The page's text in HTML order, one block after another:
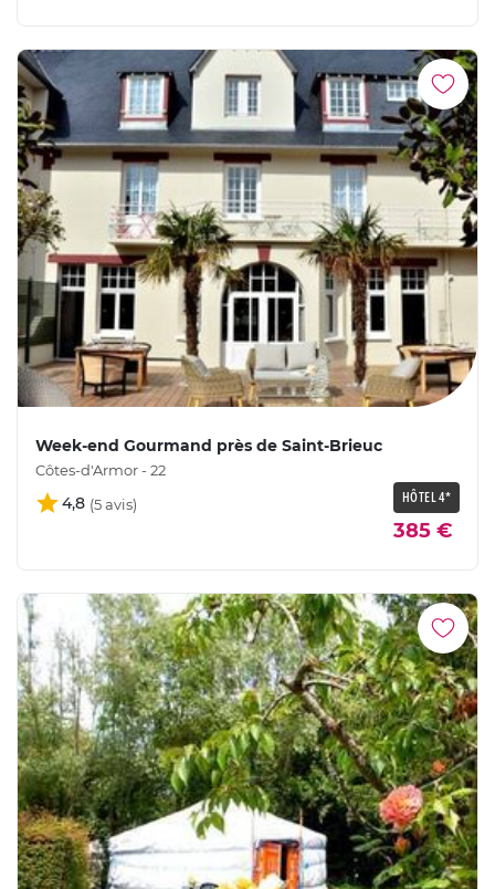
Week-end Gourmand près de Saint-Brieuc
Côtes-d'Armor - 22
4,8 HÔTEL 4*
385 €